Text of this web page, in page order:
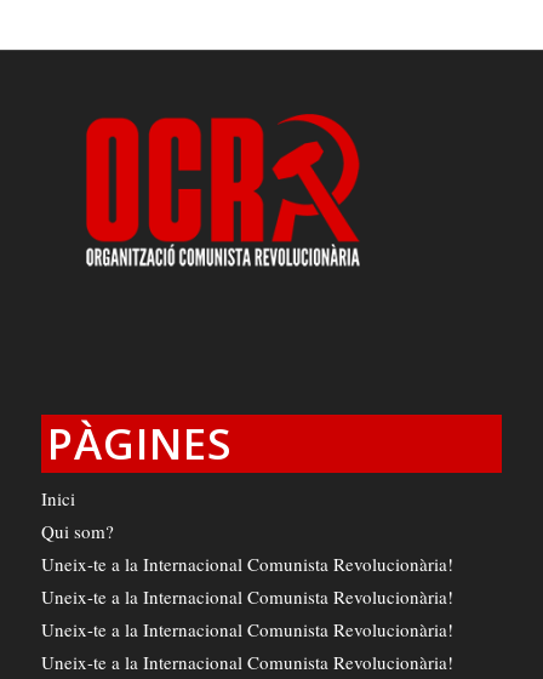
PÀGINES
Inici
Qui som?
Uneix-te a la Internacional Comunista Revolucionària!
Uneix-te a la Internacional Comunista Revolucionària!
Uneix-te a la Internacional Comunista Revolucionària!
Uneix-te a la Internacional Comunista Revolucionària!